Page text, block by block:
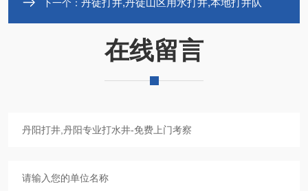
下一个： 丹徒打井,丹徒山区用水打井,本地打井队
在线留言